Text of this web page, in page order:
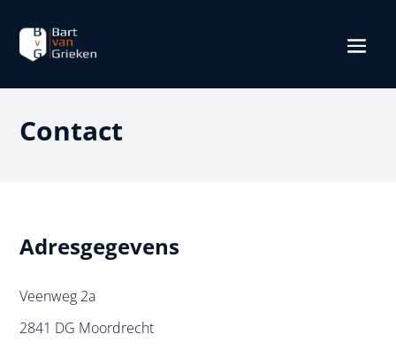
Contact
Adresgegevens
Veenweg 2a
2841 DG Moordrecht